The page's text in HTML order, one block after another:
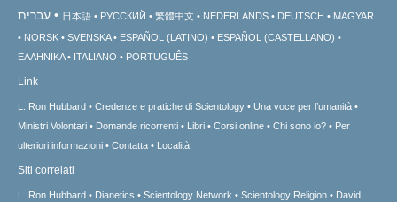
עברית 日本語 РУССКИЙ 繁體中文 NEDERLANDS DEUTSCH
MAGYAR
NORSK
SVENSKA ESPAÑOL (LATINO)
ESPAÑOL (CASTELLANO)
ΕΛΛΗΝΙΚA
ITALIANO PORTUGUÊS
Link
L. Ron Hubbard Credenze e pratiche di Scientology
Una voce per l’umanità
Ministri Volontari
Domande ricorrenti Libri Corsi online Chi sono io?
Per
ulteriori informazioni
Contatta Località
Siti correlati
L. Ron Hubbard Dianetics Scientology Network Scientology Religion David